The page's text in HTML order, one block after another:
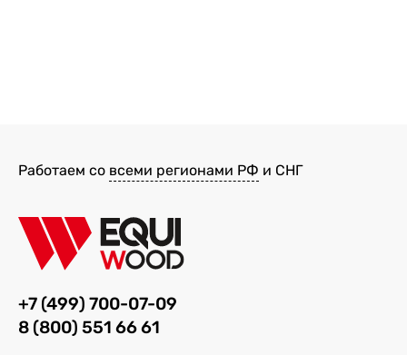
Работаем со всеми регионами РФ и СНГ
+7 (499) 700-07-09
8 (800) 551 66 61